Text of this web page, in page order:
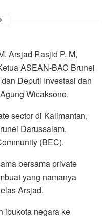
Arsjad Rasjid P. M,
ASEAN-BAC Brunei
Deputi Investasi dan
Wicaksono.
sector di Kalimantan,
Darussalam,
(BEC).
bersama private
yang namanya
Arsjad.
ibukota negara ke